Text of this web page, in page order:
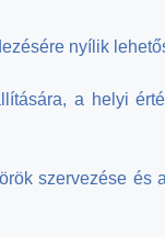
nyílik
a helyi
szervezése és